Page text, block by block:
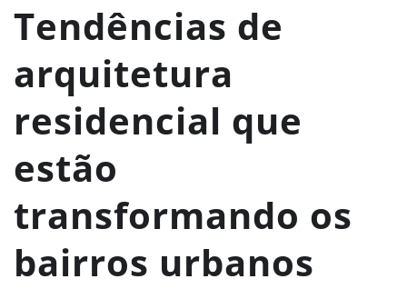
Tendências de
arquitetura
residencial que
estão
transformando os
bairros urbanos